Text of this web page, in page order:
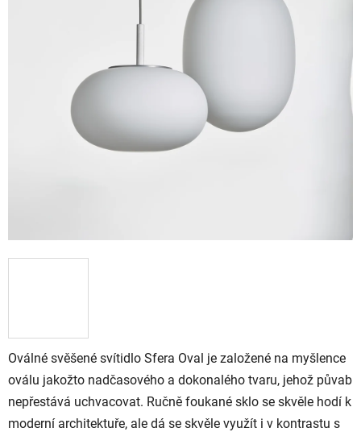
Oválné svěšené svítidlo Sfera Oval je založené na myšlence
oválu jakožto nadčasového a dokonalého tvaru, jehož půvab
nepřestává uchvacovat. Ručně foukané sklo se skvěle hodí k
moderní architektuře, ale dá se skvěle využít i v kontrastu s